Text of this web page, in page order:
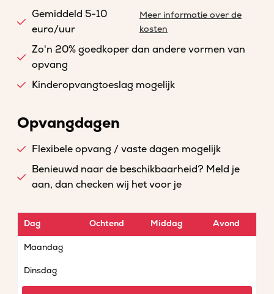
Gemiddeld 5-10
euro/uur
Meer informatie over de
kosten
Zo'n 20% goedkoper dan andere vormen van
opvang
Kinderopvangtoeslag mogelijk
Opvangdagen
Flexibele opvang / vaste dagen mogelijk
Benieuwd naar de beschikbaarheid? Meld je
aan, dan checken wij het voor je
Dag Ochtend Middag Avond
Maandag
Dinsdag